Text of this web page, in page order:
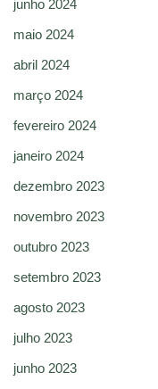
junho 2024
maio 2024
abril 2024
março 2024
fevereiro 2024
janeiro 2024
dezembro 2023
novembro 2023
outubro 2023
setembro 2023
agosto 2023
julho 2023
junho 2023